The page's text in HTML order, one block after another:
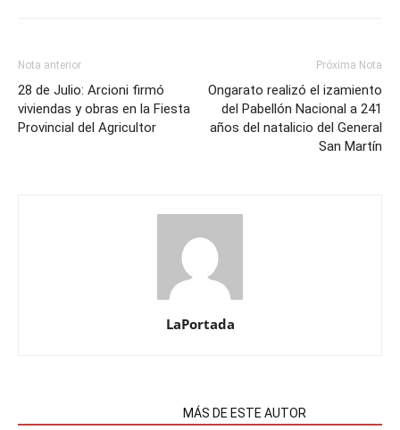
Nota anterior
28 de Julio: Arcioni firmó
viviendas y obras en la Fiesta
Provincial del Agricultor
Próxima Nota
Ongarato realizó el izamiento
del Pabellón Nacional a 241
años del natalicio del General
San Martín
LaPortada
MÁS DE ESTE AUTOR